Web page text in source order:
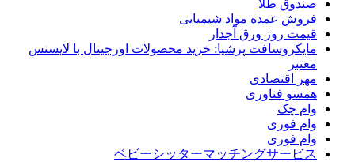
صندوق طلا
فروش عمده مواد شیمیایی
قیمت روز ورق آجدار
مایکروسافت پرشیا: خرید محصولات اورجینال با لایسنس
معتبر
مهر اقتصادی
همسو فناوری
وام چک
وام فوری
وام فوری
ベビーシッターマッチングサービス